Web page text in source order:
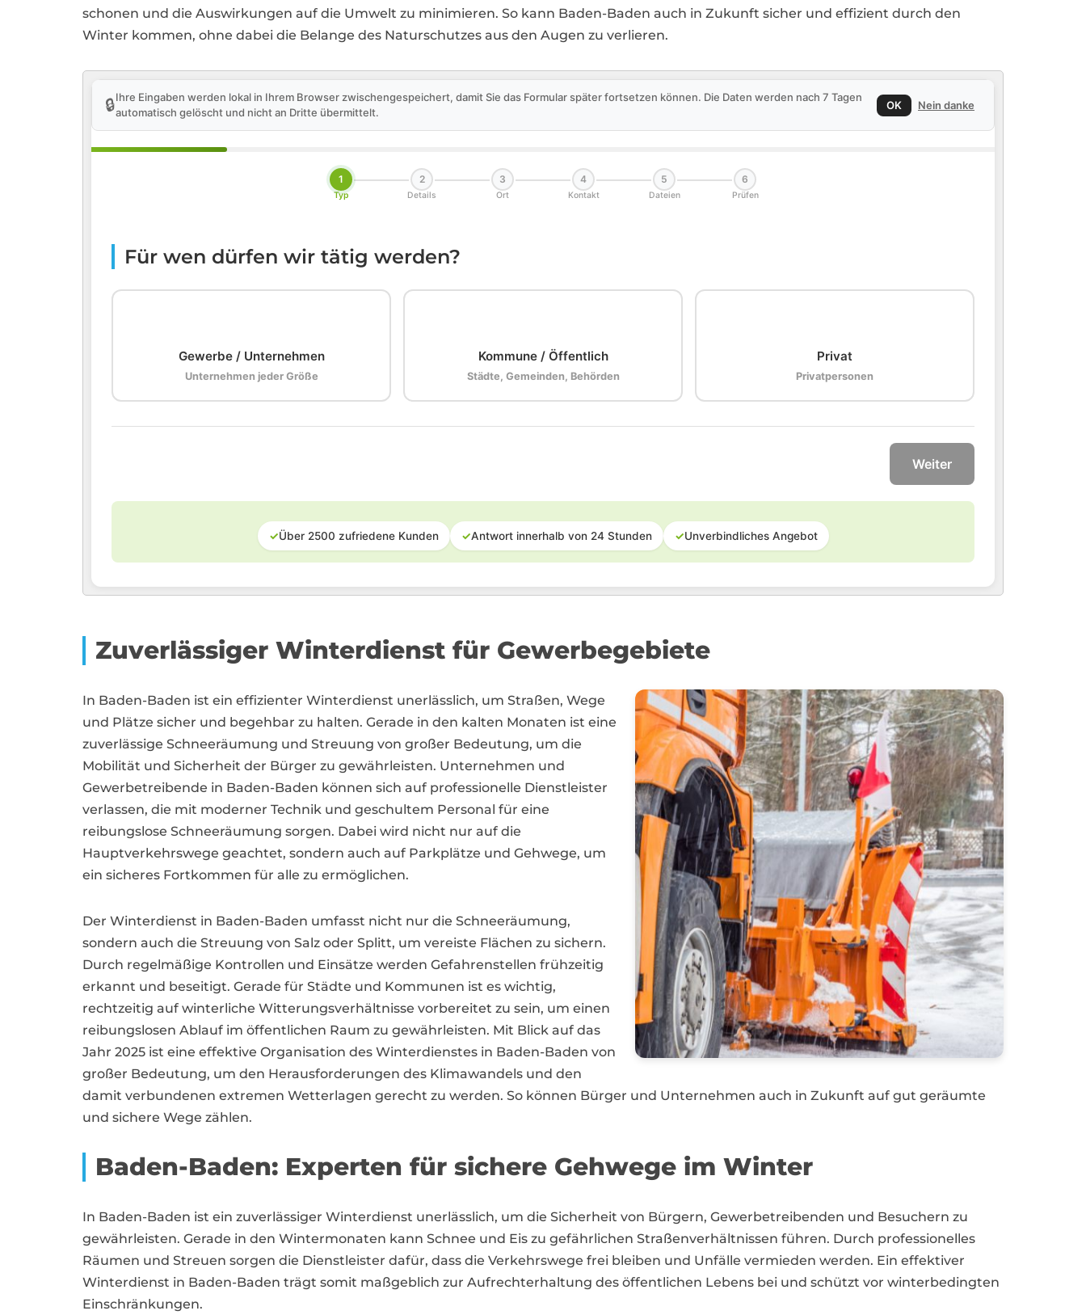
schonen und die Auswirkungen auf die Umwelt zu minimieren. So kann Baden-Baden auch in Zukunft sicher und effizient durch den
Winter kommen, ohne dabei die Belange des Naturschutzes aus den Augen zu verlieren.
🔒Ihre Eingaben werden lokal in Ihrem Browser zwischengespeichert, damit Sie das Formular später fortsetzen können. Die Daten werden nach 7 Tagen
automatisch gelöscht und nicht an Dritte übermittelt.
OK Nein danke
1
Typ
2
Details
3
Ort
4
Kontakt
5
Dateien
6
Prüfen
Für wen dürfen wir tätig werden?
Gewerbe / Unternehmen
Unternehmen jeder Größe
Kommune / Öffentlich
Städte, Gemeinden, Behörden
Privat
Privatpersonen
Weiter
✓Über 2500 zufriedene Kunden ✓Antwort innerhalb von 24 Stunden ✓Unverbindliches Angebot
Zuverlässiger Winterdienst für Gewerbegebiete
In Baden-Baden ist ein effizienter Winterdienst unerlässlich, um Straßen, Wege
und Plätze sicher und begehbar zu halten. Gerade in den kalten Monaten ist eine
zuverlässige Schneeräumung und Streuung von großer Bedeutung, um die
Mobilität und Sicherheit der Bürger zu gewährleisten. Unternehmen und
Gewerbetreibende in Baden-Baden können sich auf professionelle Dienstleister
verlassen, die mit moderner Technik und geschultem Personal für eine
reibungslose Schneeräumung sorgen. Dabei wird nicht nur auf die
Hauptverkehrswege geachtet, sondern auch auf Parkplätze und Gehwege, um
ein sicheres Fortkommen für alle zu ermöglichen.
Der Winterdienst in Baden-Baden umfasst nicht nur die Schneeräumung,
sondern auch die Streuung von Salz oder Splitt, um vereiste Flächen zu sichern.
Durch regelmäßige Kontrollen und Einsätze werden Gefahrenstellen frühzeitig
erkannt und beseitigt. Gerade für Städte und Kommunen ist es wichtig,
rechtzeitig auf winterliche Witterungsverhältnisse vorbereitet zu sein, um einen
reibungslosen Ablauf im öffentlichen Raum zu gewährleisten. Mit Blick auf das
Jahr 2025 ist eine effektive Organisation des Winterdienstes in Baden-Baden von
großer Bedeutung, um den Herausforderungen des Klimawandels und den
damit verbundenen extremen Wetterlagen gerecht zu werden. So können Bürger und Unternehmen auch in Zukunft auf gut geräumte
und sichere Wege zählen.
Baden-Baden: Experten für sichere Gehwege im Winter
In Baden-Baden ist ein zuverlässiger Winterdienst unerlässlich, um die Sicherheit von Bürgern, Gewerbetreibenden und Besuchern zu
gewährleisten. Gerade in den Wintermonaten kann Schnee und Eis zu gefährlichen Straßenverhältnissen führen. Durch professionelles
Räumen und Streuen sorgen die Dienstleister dafür, dass die Verkehrswege frei bleiben und Unfälle vermieden werden. Ein effektiver
Winterdienst in Baden-Baden trägt somit maßgeblich zur Aufrechterhaltung des öffentlichen Lebens bei und schützt vor winterbedingten
Einschränkungen.